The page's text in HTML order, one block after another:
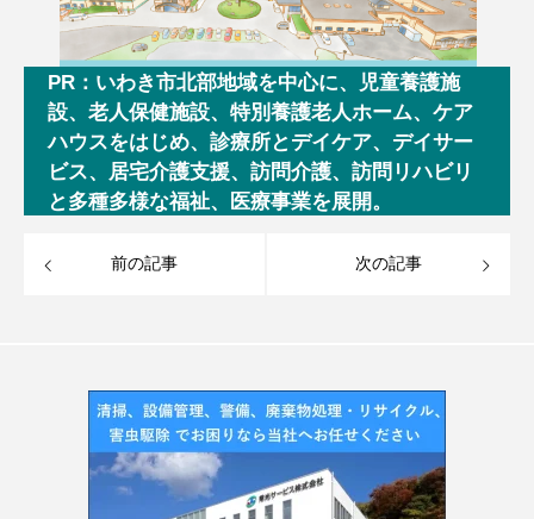
PR：いわき市北部地域を中心に、児童養護施
設、老人保健施設、特別養護老人ホーム、ケア
ハウスをはじめ、診療所とデイケア、デイサー
ビス、居宅介護支援、訪問介護、訪問リハビリ
と多種多様な福祉、医療事業を展開。
前の記事 次の記事